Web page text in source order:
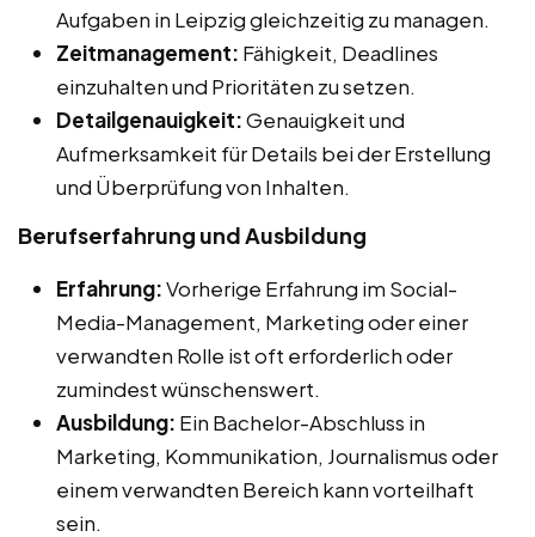
Aufgaben in Leipzig gleichzeitig zu managen.
Zeitmanagement: Fähigkeit, Deadlines
einzuhalten und Prioritäten zu setzen.
Detailgenauigkeit:Genauigkeit und
Aufmerksamkeit für Details bei der Erstellung
und Überprüfung von Inhalten.
Berufserfahrung und Ausbildung
Erfahrung:Vorherige Erfahrung im Social-
Media-Management, Marketing oder einer
verwandten Rolle ist oft erforderlich oder
zumindest wünschenswert.
Ausbildung: Ein Bachelor-Abschluss in
Marketing, Kommunikation, Journalismus oder
einem verwandten Bereich kann vorteilhaft
sein.